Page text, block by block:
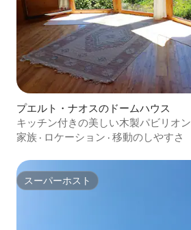
プエルト・ナオスのドームハウス
キッチン付きの美しい木製パビリオン
家族 · ロケーション · 移動のしやすさ
スーパーホスト
スーパーホスト